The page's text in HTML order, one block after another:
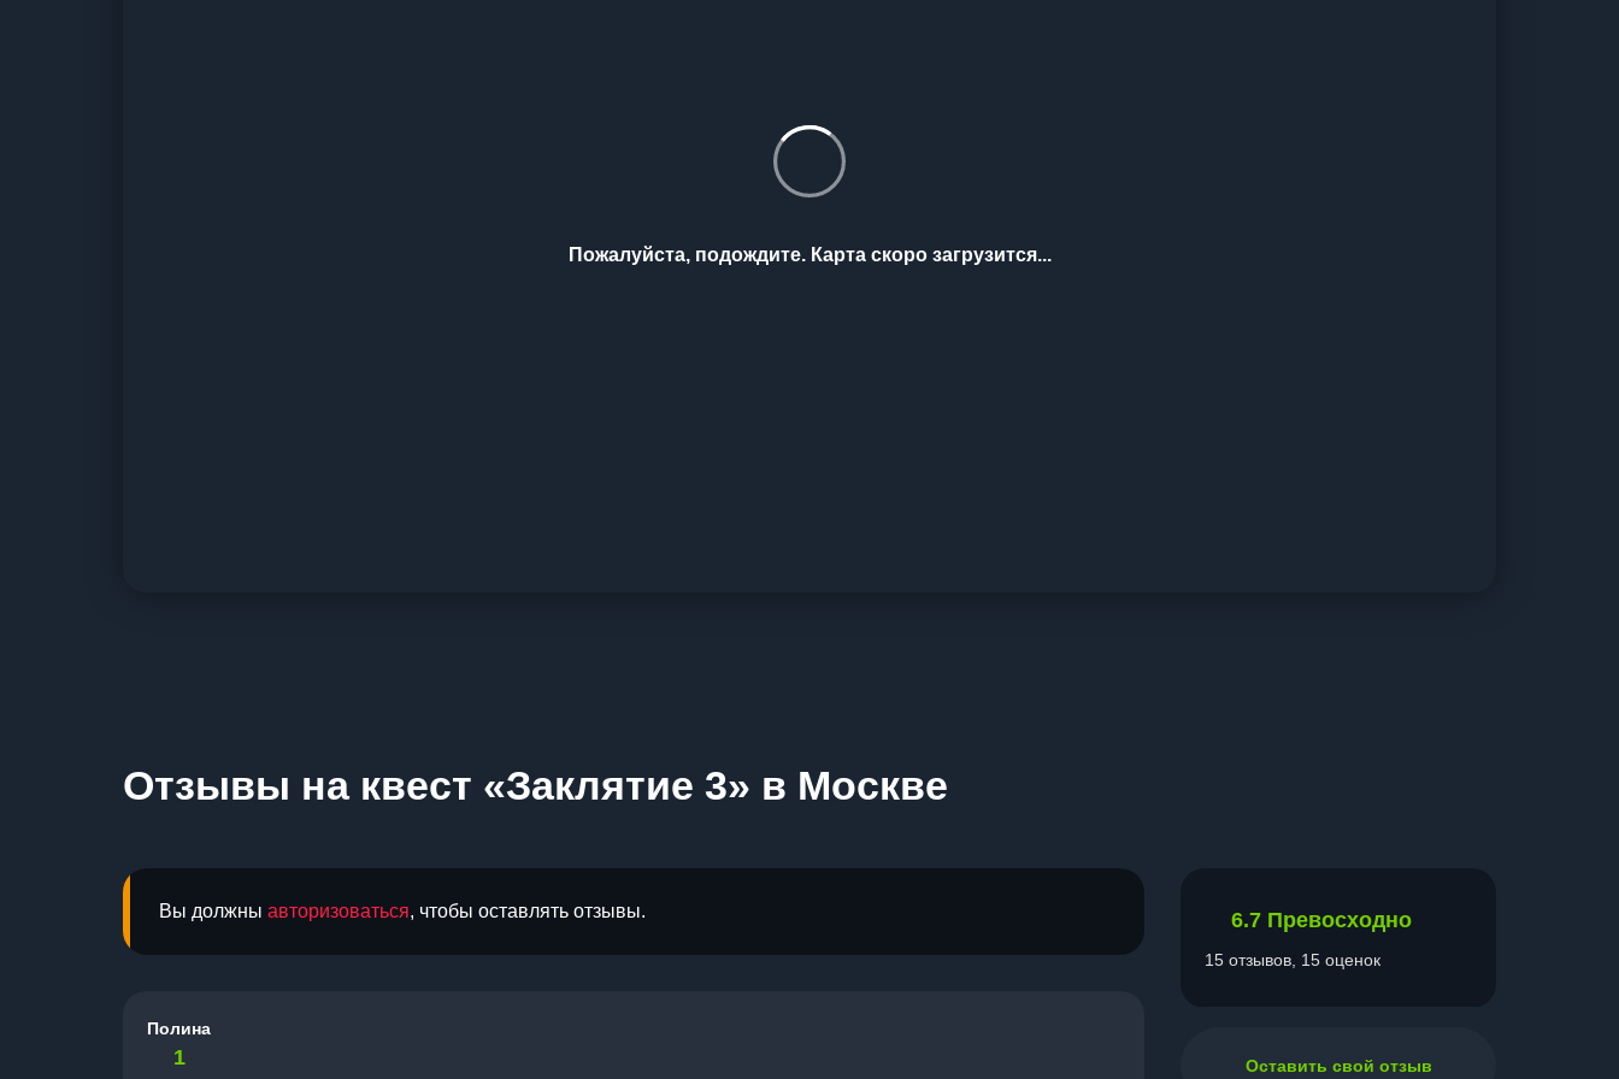
Пожалуйста, подождите. Карта скоро загрузится...
Отзывы на квест «Заклятие 3» в Москве
Вы должны авторизоваться, чтобы оставлять отзывы.
Полина
1
6.7 Превосходно
15 отзывов, 15 оценок
Оставить свой отзыв